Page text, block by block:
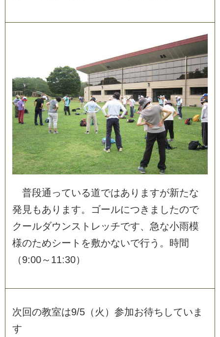
普段通 っている道ではあ り ま すが新たな
発 見もあ り ま す。 ゴールにつき ま したので
クールダウ ンス ト レ ッチです、 急な小雨模
様のためシー ト を敷かないで行う 。 時間
（9:00～ 11:30）
次 回の教室は9/5 （ 火 ） 参加お待ち してい ま
す